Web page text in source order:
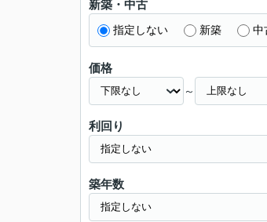
新築・中古
指定しない 新築 中
価格
～
利回り
築年数